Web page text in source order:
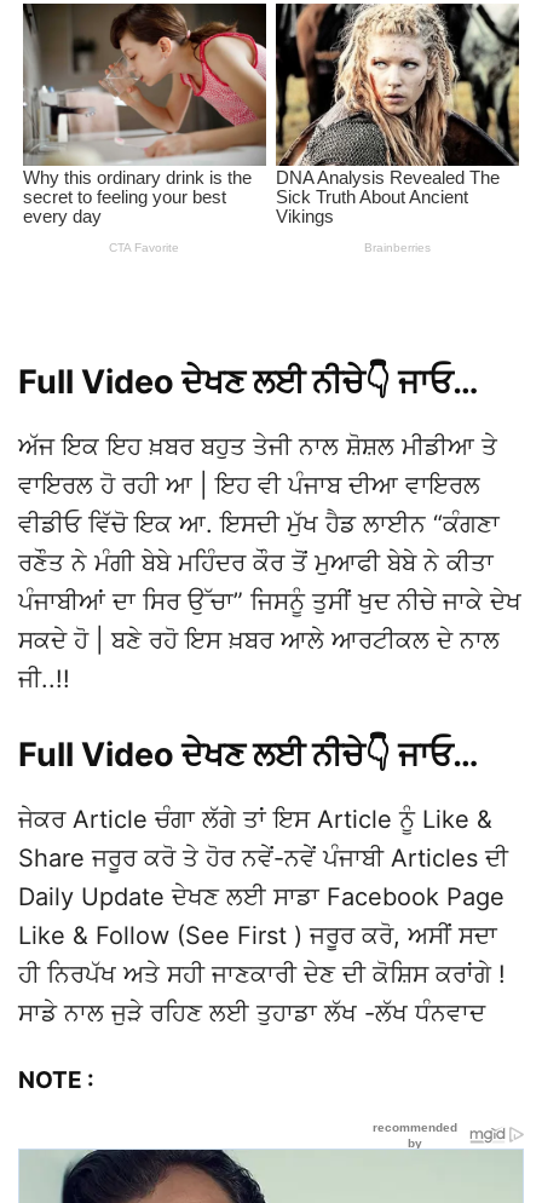
ਅੱਜ ਇਕ ਇਹ ਖ਼ਬਰ ਬਹੁਤ ਤੇਜੀ ਨਾਲ ਸ਼ੋਸ਼ਲ ਮੀਡੀਆ ਤੇ
ਵਾਇਰਲ ਹੋ ਰਹੀ ਆ | ਇਹ ਵੀ ਪੰਜਾਬ ਦੀਆ ਵਾਇਰਲ
ਵੀਡੀਓ ਵਿੱਚੋ ਇਕ ਆ. ਇਸਦੀ ਮੁੱਖ ਹੈਡ ਲਾਈਨ “ਕੰਗਣਾ
ਰਣੌਤ ਨੇ ਮੰਗੀ ਬੇਬੇ ਮਹਿੰਦਰ ਕੌਰ ਤੋਂ ਮੁਆਫੀ ਬੇਬੇ ਨੇ ਕੀਤਾ
ਪੰਜਾਬੀਆਂ ਦਾ ਸਿਰ ਉੱਚਾ” ਜਿਸਨੂੰ ਤੁਸੀਂ ਖੁਦ ਨੀਚੇ ਜਾਕੇ ਦੇਖ
ਸਕਦੇ ਹੋ | ਬਣੇ ਰਹੋ ਇਸ ਖ਼ਬਰ ਆਲੇ ਆਰਟੀਕਲ ਦੇ ਨਾਲ
ਜੀ..!!
Full Video ਦੇਖਣ ਲਈ ਨੀਚੇ👇 ਜਾਓ…
ਜੇਕਰ Article ਚੰਗਾ ਲੱਗੇ ਤਾਂ ਇਸ Article ਨੂੰ Like &
Share ਜਰੂਰ ਕਰੋ ਤੇ ਹੋਰ ਨਵੇਂ-ਨਵੇਂ ਪੰਜਾਬੀ Articles ਦੀ
Daily Update ਦੇਖਣ ਲਈ ਸਾਡਾ Facebook Page
Like & Follow (See First ) ਜਰੂਰ ਕਰੋ, ਅਸੀਂ ਸਦਾ
ਹੀ ਨਿਰਪੱਖ ਅਤੇ ਸਹੀ ਜਾਣਕਾਰੀ ਦੇਣ ਦੀ ਕੋਸ਼ਿਸ ਕਰਾਂਗੇ !
ਸਾਡੇ ਨਾਲ ਜੁੜੇ ਰਹਿਣ ਲਈ ਤੁਹਾਡਾ ਲੱਖ -ਲੱਖ ਧੰਨਵਾਦ
NOTE :